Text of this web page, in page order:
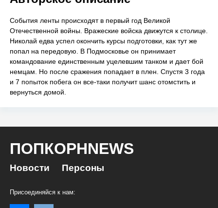
События ленты происходят в первый год Великой
Отечественной войны. Вражеские войска движутся к столице.
Николай едва успел окончить курсы подготовки, как тут же
попал на передовую. В Подмосковье он принимает
командование единственным уцелевшим танком и дает бой
немцам. Но после сражения попадает в плен. Спустя 3 года
и 7 попыток побега он все-таки получит шанс отомстить и
вернуться домой.
ПОПКОРНNEWS
Новости Персоны
Присоединяйся к нам: